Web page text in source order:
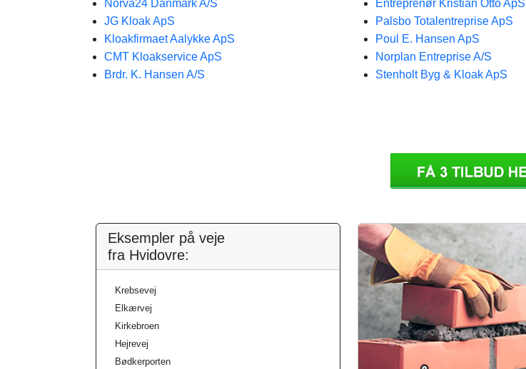
Norva24 Danmark A/S
JG Kloak ApS
Kloakfirmaet Aalykke ApS
CMT Kloakservice ApS
Brdr. K. Hansen A/S
Entreprenør Kristian Otto ApS
Palsbo Totalentreprise ApS
Poul E. Hansen ApS
Norplan Entreprise A/S
Stenholt Byg & Kloak ApS
Eksempler på veje
fra Hvidovre:
Krebsevej
Elkærvej
Kirkebroen
Hejrevej
Bødkerporten